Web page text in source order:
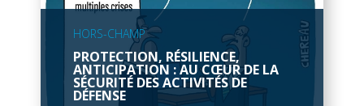
HORS-CHAMP
PROTECTION, RÉSILIENCE,
ANTICIPATION : AU CŒUR DE LA
SÉCURITÉ DES ACTIVITÉS DE
DÉFENSE